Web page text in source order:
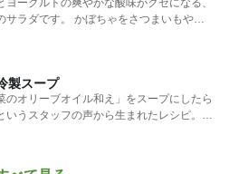
ヨーグルトの爽やかな酸味がクセになる、
サラダです。 かぼちゃをさつまいもやじ
製スープ
のオリーブオイル和え」をスープにしたら
うスタッフの声から生まれたレシピ。つ